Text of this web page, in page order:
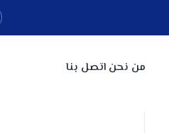
من نحن اتصل بنا